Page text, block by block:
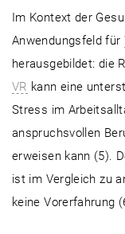
Im Kontext der
Anwendungsfeld für
herausgebildet: die
VR kann eine
Stress im
anspruchsvollen
erweisen kann (5).
ist im Vergleich zu
keine Vorerfahrung